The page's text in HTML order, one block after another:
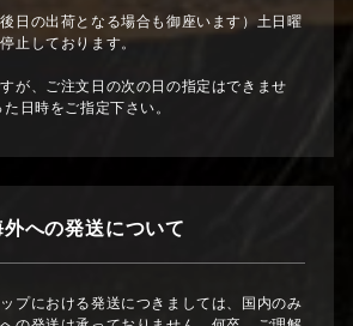
後日の出荷となる場合も御座います）土日曜
止しております。
が、ご注文日の次の日の指定はできませ
日時をご指定下さい。
外への発送について
プにおける発送につきましては、国内のみ